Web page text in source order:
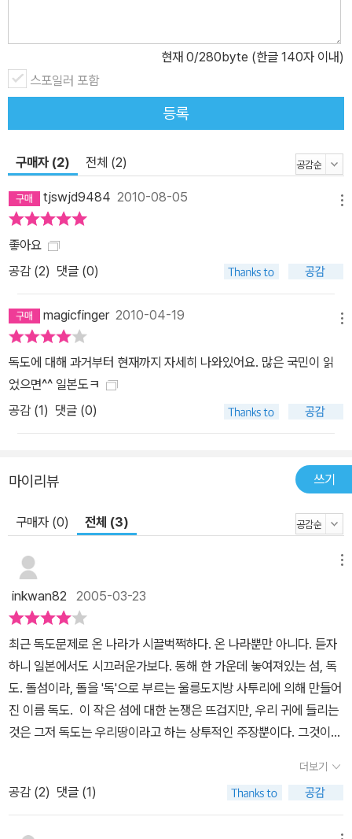
현재 0/280byte (한글 140자 이내)
스포일러 포함
등록
구매자 (2) 전체 (2)
tjswjd9484 2010-08-05
좋아요
공감 (2) 댓글 (0)
magicfinger2010-04-19
독도에 대해 과거부터 현재까지 자세히 나와있어요. 많은 국민이 읽
었으면^^ 일본도ㅋ
공감 (1) 댓글 (0)
마이리뷰 쓰기
구매자 (0) 전체 (3)
inkwan82 2005-03-23
최근 독도문제로 온 나라가 시끌벅쩍하다. 온 나라뿐만 아니다. 듣자
하니 일본에서도 시끄러운가보다. 동해 한 가운데 놓여져있는 섬, 독
도. 돌섬이라, 돌을 '독'으로 부르는 울릉도지방 사투리에 의해 만들어
진 이름 독도. 이 작은 섬에 대한 논쟁은 뜨겁지만, 우리 귀에 들리는
것은 그저 독도는 우리땅이라고 하는 상투적인 주장뿐이다. 그것이
문이 하나 있었다. '도대체 독도를 자기들 땅이라고 주장하는 저들(일
본)의 근거는 뭔가?'라는 의문이 그것이다. 아무리 억지라지만 기본
적인 근거없이 영유권을 주장할 수는 없을 것이라 생각했기 때문이
더보기
공감 (2) 댓글 (1)